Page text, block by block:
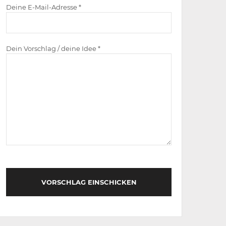
Deine E-Mail-Adresse *
Dein Vorschlag / deine Idee *